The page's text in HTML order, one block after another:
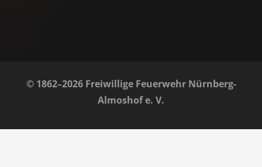
© 1862–2026 Freiwillige Feuerwehr Nürnberg-
Almoshof e. V.